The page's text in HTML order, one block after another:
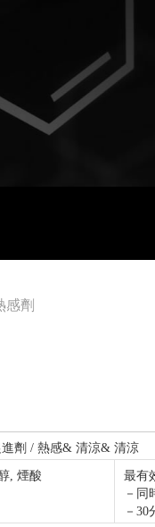
感劑
進劑 / 熱感& 清涼& 清涼
, 煙酸
最有
－同
－